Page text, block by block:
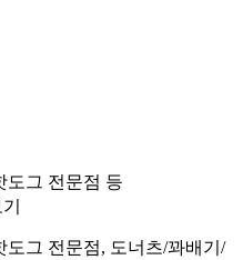
도그 전문점 등
도그 전문점, 도너츠/꽈배기/